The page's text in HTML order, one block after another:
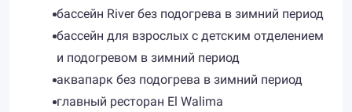
бассейн River без подогрева в зимний период
бассейн для взрослых с детским отделением
и подогревом в зимний период
аквапарк без подогрева в зимний период
главный ресторан El Walima